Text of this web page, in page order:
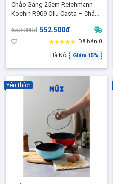
Chảo Gang 25cm Reichmann
Kochin R909 Oliu Casta – Chảo
áp chảo cao cấp, RK-AL909P25
650.000đ 552.500đ
Đã bán 0
Hà Nội Giảm 15%
Yêu thích